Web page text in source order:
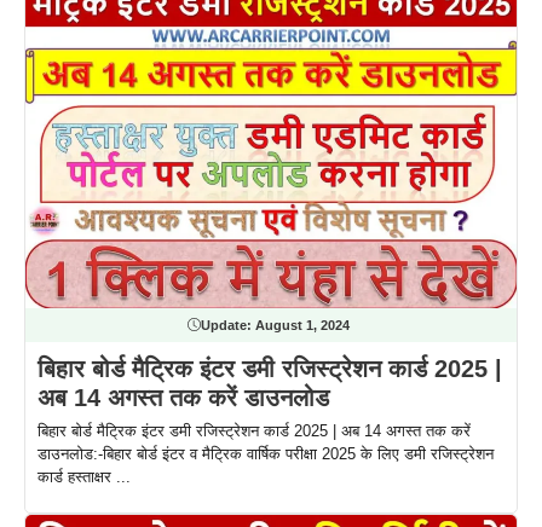
Update: August 1, 2024
बिहार बोर्ड मैट्रिक इंटर डमी रजिस्ट्रेशन कार्ड 2025 |
अब 14 अगस्त तक करें डाउनलोड
बिहार बोर्ड मैट्रिक इंटर डमी रजिस्ट्रेशन कार्ड 2025 | अब 14 अगस्त तक करें
डाउनलोड:-बिहार बोर्ड इंटर व मैट्रिक वार्षिक परीक्षा 2025 के लिए डमी रजिस्ट्रेशन
कार्ड हस्ताक्षर ...